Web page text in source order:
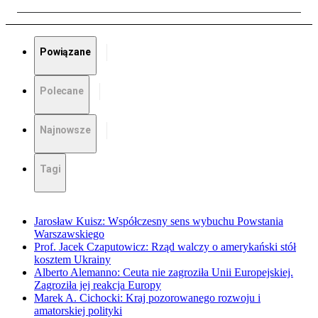
Powiązane
Polecane
Najnowsze
Tagi
Jarosław Kuisz: Współczesny sens wybuchu Powstania
Warszawskiego
Prof. Jacek Czaputowicz: Rząd walczy o amerykański stół
kosztem Ukrainy
Alberto Alemanno: Ceuta nie zagroziła Unii Europejskiej.
Zagroziła jej reakcja Europy
Marek A. Cichocki: Kraj pozorowanego rozwoju i
amatorskiej polityki